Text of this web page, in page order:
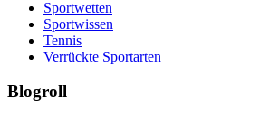
Sportwetten
Sportwissen
Tennis
Verrückte Sportarten
Blogroll